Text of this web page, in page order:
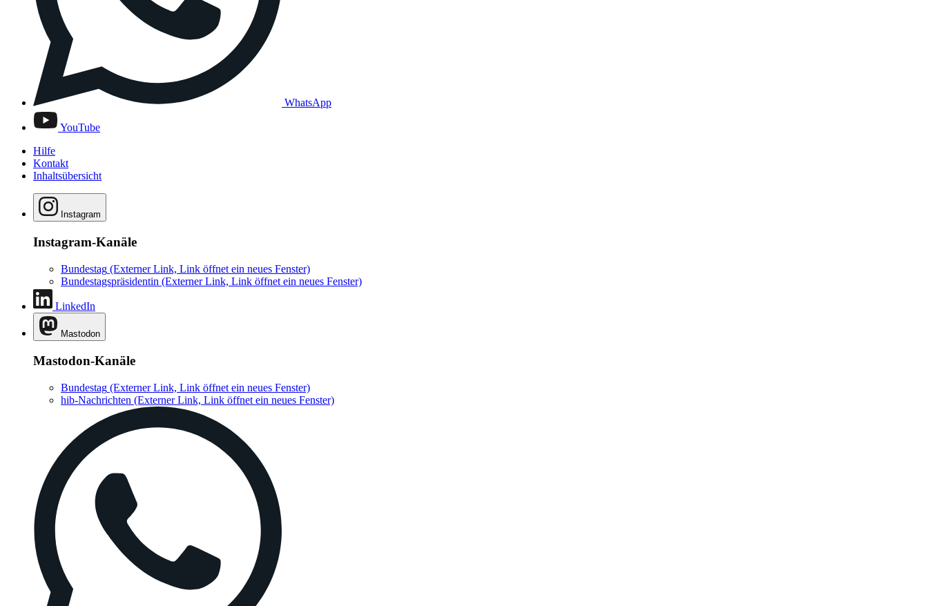
WhatsApp
YouTube
Hilfe
Kontakt
Inhaltsübersicht
Instagram
Instagram-Kanäle
Bundestag (Externer Link, Link öffnet ein neues Fenster)
Bundestagspräsidentin (Externer Link, Link öffnet ein neues Fenster)
LinkedIn
Mastodon
Mastodon-Kanäle
Bundestag (Externer Link, Link öffnet ein neues Fenster)
hib-Nachrichten (Externer Link, Link öffnet ein neues Fenster)